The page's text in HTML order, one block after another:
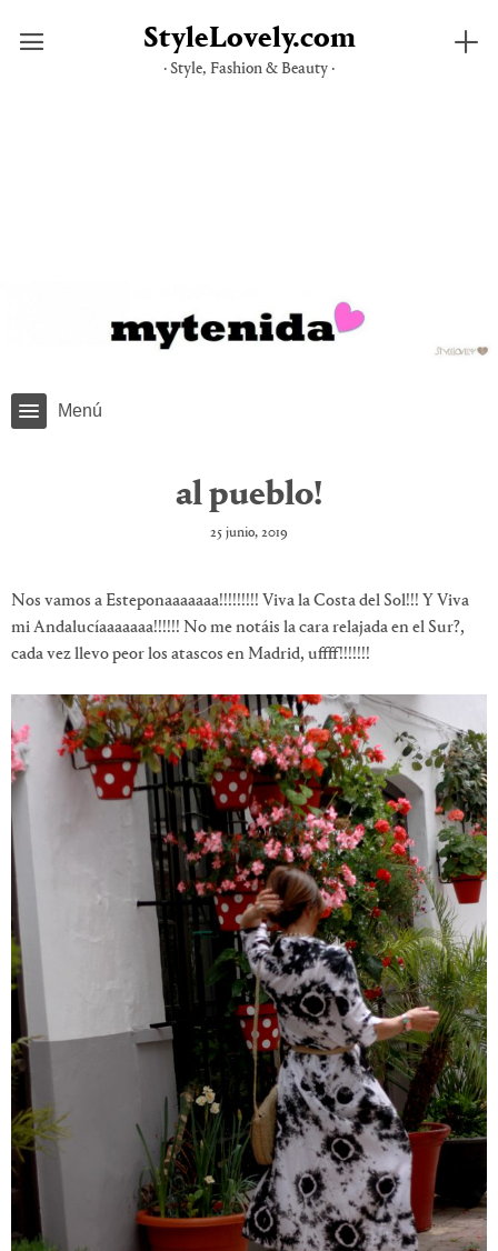
StyleLovely.com
· Style, Fashion & Beauty ·
Menú
al pueblo!
25 junio, 2019
Nos vamos a Esteponaaaaaaa!!!!!!!!! Viva la Costa del Sol!!! Y Viva
mi Andalucíaaaaaaa!!!!!! No me notáis la cara relajada en el Sur?,
cada vez llevo peor los atascos en Madrid, uffff!!!!!!!